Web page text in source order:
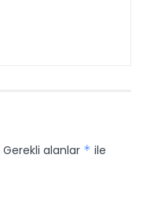
Gerekli alanlar * ile